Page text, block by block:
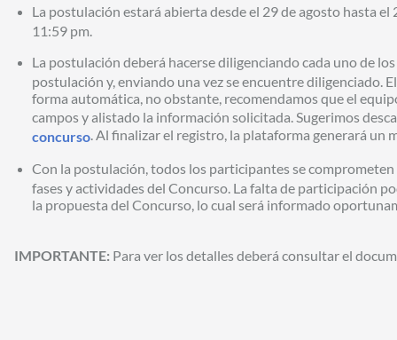
La postulación estará abierta desde el 29 de agosto hasta el
11:59 pm.
La postulación deberá hacerse diligenciando cada uno de
postulación y, enviando una vez se encuentre diligenciado.
forma automática, no obstante, recomendamos que el
campos y alistado la información solicitada. Sugerimos
concurso. Al finalizar el registro, la plataforma generará un
Con la postulación, todos los participantes se
fases y actividades del Concurso. La falta de participación
la propuesta del Concurso, lo cual será informado
IMPORTANTE: Para ver los detalles deberá consultar el